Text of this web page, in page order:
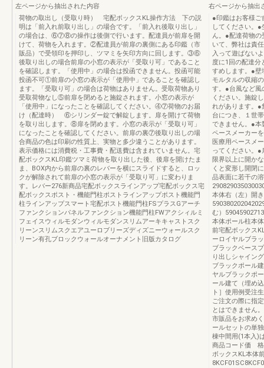
左ページから抽出された内容
荷物の取出し（受取り時） 宅配ボックスKL操作方法 下の説
明は「前入れ前取り出し」の場合です。「前入れ後取り出し」
の場合は、⑥⑦⑧の操作は後側で行います。配達員が前扉を開
けて、荷物を入れます。②配達員が前扉の裏側にある印鑑（市
販品）で受領印を押印し、ツマミを矢印方向に回します。③⑥
後取り出しの場合前扉の小窓の表示が「受取り可」であること
を確認します。「使用中」の場合は投函できません。投函可能
投函不可①前扉の小窓の表示が「使用中」であることを確認し
ます。「受取り可」の場合は荷物はありません。受取荷物あり
受取荷物なし⑤前扉を閉めると施錠されます。小窓の表示が
「使用中」になったことを確認してください。④⑦荷物のお届
け（配達時） ⑥シリンダー錠で解錠します。扉を開けて荷物
を取り出します。⑧扉を閉めます。小窓の表示が「受取り可」
になったことを確認してください。前扉の裏⑦後取り出しの場
合商品の色は印刷の性質上、実物と多少違うことがあります。
表示価格には消費税・工事費・配送費は含まれていません。宅
配ボックスKL印鑑ツマミ荷物を取り出した後、後扉を開けたま
ま、BOX内から前扉の裏のレバーを横にスライドすると、ロッ
クが解除されて前扉の小窓の表示が「受取り可」に変わりま
す。レバー276新商品宅配ボックスラインアップ宅配ボックス宅
配ボックスポスト・機能門柱ポストラインアップポスト機能門
柱ラインアップスマート宅配ポスト機能門柱FSプラスGアーチ
ファンクションパネルファンクション機能門柱FWアクシィルミ
フェイスウィルモダンウィルモダンスリムアーキキャストスク
リーンスリムスクエアユーロブリーズディズニーウォールスク
リーン有孔ブロックウォールオーナメント旧版カタログ
右ページから抽出
●印鑑はお客様ご
してください。
ん。●配達荷物の
いて、弊社は責
入って遊ばない
度に1回の配達分
すめします。●壁
モルタルの収縮
す。●台風など風
ください。施錠
れがあります。●
台につき、１世
できません。●本
ペースメーカー
医療用ペースメ
ってください。●
限界以上に開か
くと変形し開閉
品表面に若干の
本体右（左）開
む）
本体ポール柱本
前宅配ボックス
ーロイヤルブラ
ブラックベース
り出しシャイン
ブラックポール
ヤルブラックポ
ール建て（埋め
ト］使用例受注
ご注文の際に指
とはできません
市販品をお求め
ールセットの単
棟中間用(1本入)
商品コード価
ボックスKL本体